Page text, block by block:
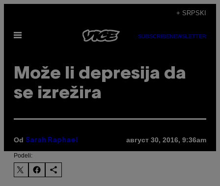
садржај
+ SRPSKI
Otvori
SUBSCRIBENEWSLETTER
Može li depresija da
se izrežira
Od Sarah Raphael август 30, 2016, 9:36am
Podeli: